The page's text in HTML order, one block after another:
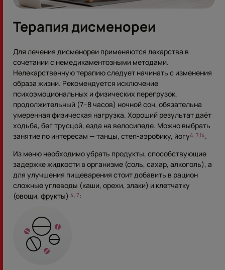
Терапия дисменореи
Для лечения дисменореи применяются лекарства в
сочетании с немедикаментозными методами.
Нелекарственную терапию следует начинать с изменения
образа жизни. Рекомендуется исключение
психоэмоциональных и физических перегрузок,
продолжительный (7–8 часов) ночной сон, обязательна
умеренная физическая нагрузка. Хороший результат даёт
ходьба, бег трусцой, езда на велосипеде. Можно выбрать
занятие по интересам — танцы, степ-аэробику, йогу4, 7,14.
Из меню необходимо убрать продукты, способствующие
задержке жидкости в организме (соль, сахар, алкоголь), а
для улучшения пищеварения стоит добавить в рацион
сложные углеводы (каши, орехи, злаки) и клетчатку
(овощи, фрукты) 4, 7: